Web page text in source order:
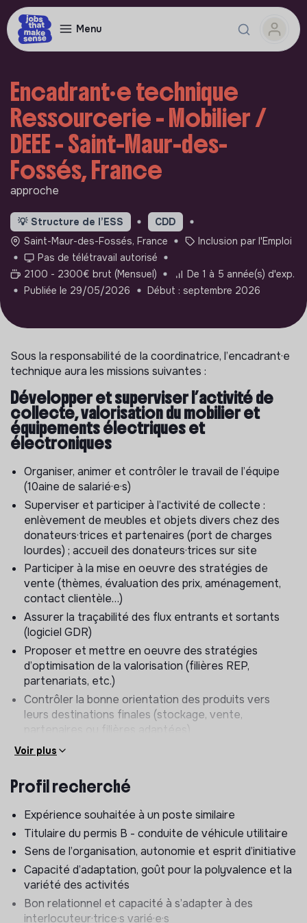
Menu
Encadrant·e technique
Ressourcerie - Mobilier /
DEEE - Saint-Maur-des-
Fossés, France
approche
💡 Structure de l’ESS
CDD
Saint-Maur-des-Fossés, France
Inclusion par l'Emploi
Pas de télétravail autorisé
2100 - 2300€ brut (Mensuel)
De 1 à 5 année(s) d'exp.
Publiée le 29/05/2026
Début : septembre 2026
Sous la responsabilité de la coordinatrice, l’encadrant·e
technique aura les missions suivantes :
Développer et superviser l’activité de
collecte, valorisation du mobilier et
équipements électriques et
électroniques
Organiser, animer et contrôler le travail de l’équipe
(10aine de salarié·e·s)
Superviser et participer à l’activité de collecte :
enlèvement de meubles et objets divers chez des
donateurs·trices et partenaires (port de charges
lourdes) ; accueil des donateurs·trices sur site
Participer à la mise en oeuvre des stratégies de
vente (thèmes, évaluation des prix, aménagement,
contact clientèle…)
Assurer la traçabilité des flux entrants et sortants
(logiciel GDR)
Proposer et mettre en oeuvre des stratégies
d’optimisation de la valorisation (filières REP,
partenariats, etc.)
Contrôler la bonne orientation des produits vers
leurs destinations finales (stockage, vente,
partenaires ou filières adaptées)
Effectuer le suivi de l’entretien des véhicules et du
Développer les savoirs des salarié·e·s en
insertion
Transmettre les bonnes pratiques, les savoir-être et
savoir-faire aux salarié·e·s afin de favoriser leur
montée en compétences
Former les salarié·e·s sur les aspects liés à la sécurité
au travail sur les différents postes avec la pédagogie
adaptée aux difficultés des salarié·e·s polyvalent·e·s
Voir plus
Profil recherché
Expérience souhaitée à un poste similaire
Titulaire du permis B - conduite de véhicule utilitaire
Sens de l’organisation, autonomie et esprit d’initiative
Capacité d’adaptation, goût pour la polyvalence et la
variété des activités
Bon relationnel et capacité à s’adapter à des
interlocuteur·trice·s varié·e·s